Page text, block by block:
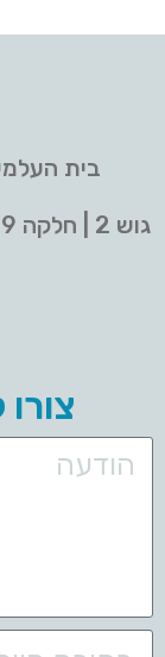
בית
גוש 2 | חלקה 19 | שורה 5 (ראשונה ממזרח) | קבר 9